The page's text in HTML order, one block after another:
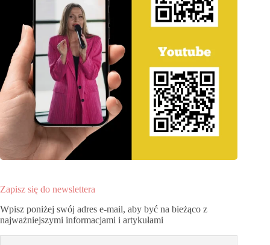
Zapisz się do newslettera
Wpisz poniżej swój adres e-mail, aby być na bieżąco z
najważniejszymi informacjami i artykułami